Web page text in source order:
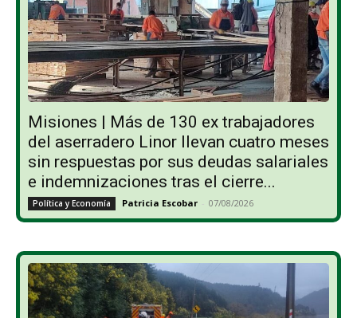
Misiones | Más de 130 ex trabajadores
del aserradero Linor llevan cuatro meses
sin respuestas por sus deudas salariales
e indemnizaciones tras el cierre...
Política y Economía Patricia Escobar - 07/08/2026